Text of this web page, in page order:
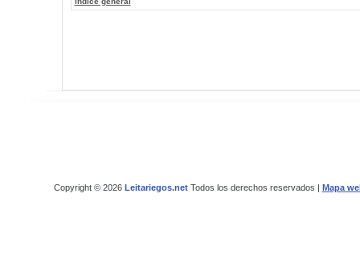
Copyright © 2026 Leitariegos.netTodos los derechos reservados | Mapa